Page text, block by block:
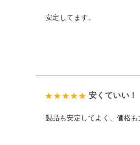
安定してます。
安くていい！
製品も安定してよく、価格